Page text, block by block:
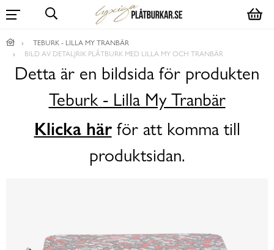
TEBURK - LILLA MY TRANBÄR
BILD AV DETALJRIK PLÅTBURK MED LILLA MY OCH TRANBÄR
Detta är en bildsida för produkten
Teburk - Lilla My Tranbär
Klicka härför att komma till
produktsidan.